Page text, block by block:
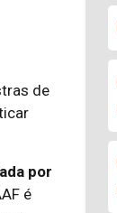
de
por
é